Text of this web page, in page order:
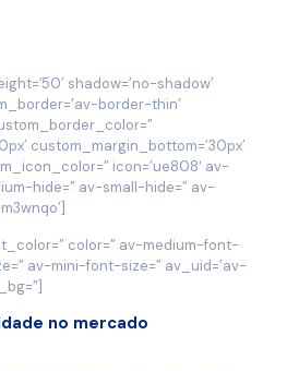
shadow=’no-shadow’
border-thin’
custom_margin_bottom=’30px’
icon=’ue808′ av-
hide=” av-small-hide=” av-
color=” av-medium-font-
av-mini-font-size=” av_uid=’av-
no mercado